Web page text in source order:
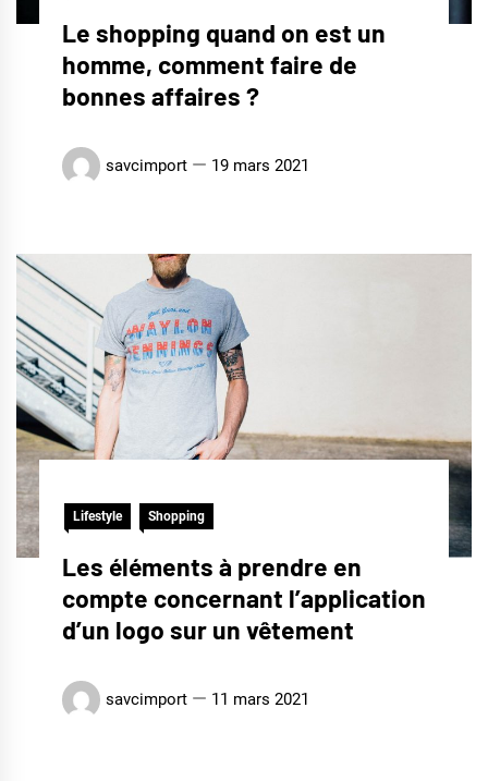
Le shopping quand on est un
homme, comment faire de
bonnes affaires ?
savcimport 19 mars 2021
Lifestyle Shopping
Les éléments à prendre en
compte concernant l’application
d’un logo sur un vêtement
savcimport 11 mars 2021